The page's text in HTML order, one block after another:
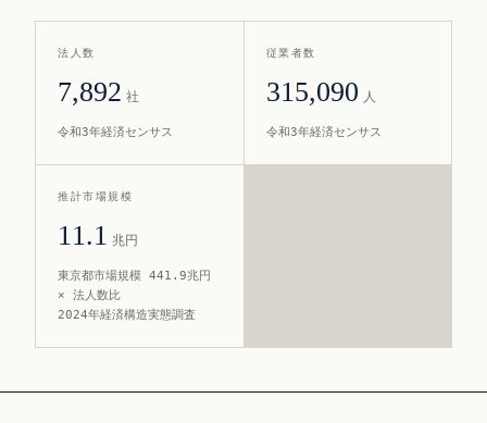
法人数
7,892 社
令和3年経済センサス
従業者数
315,090 人
令和3年経済センサス
推計市場規模
11.1 兆円
東京都市場規模 441.9兆円
× 法人数比
2024年経済構造実態調査